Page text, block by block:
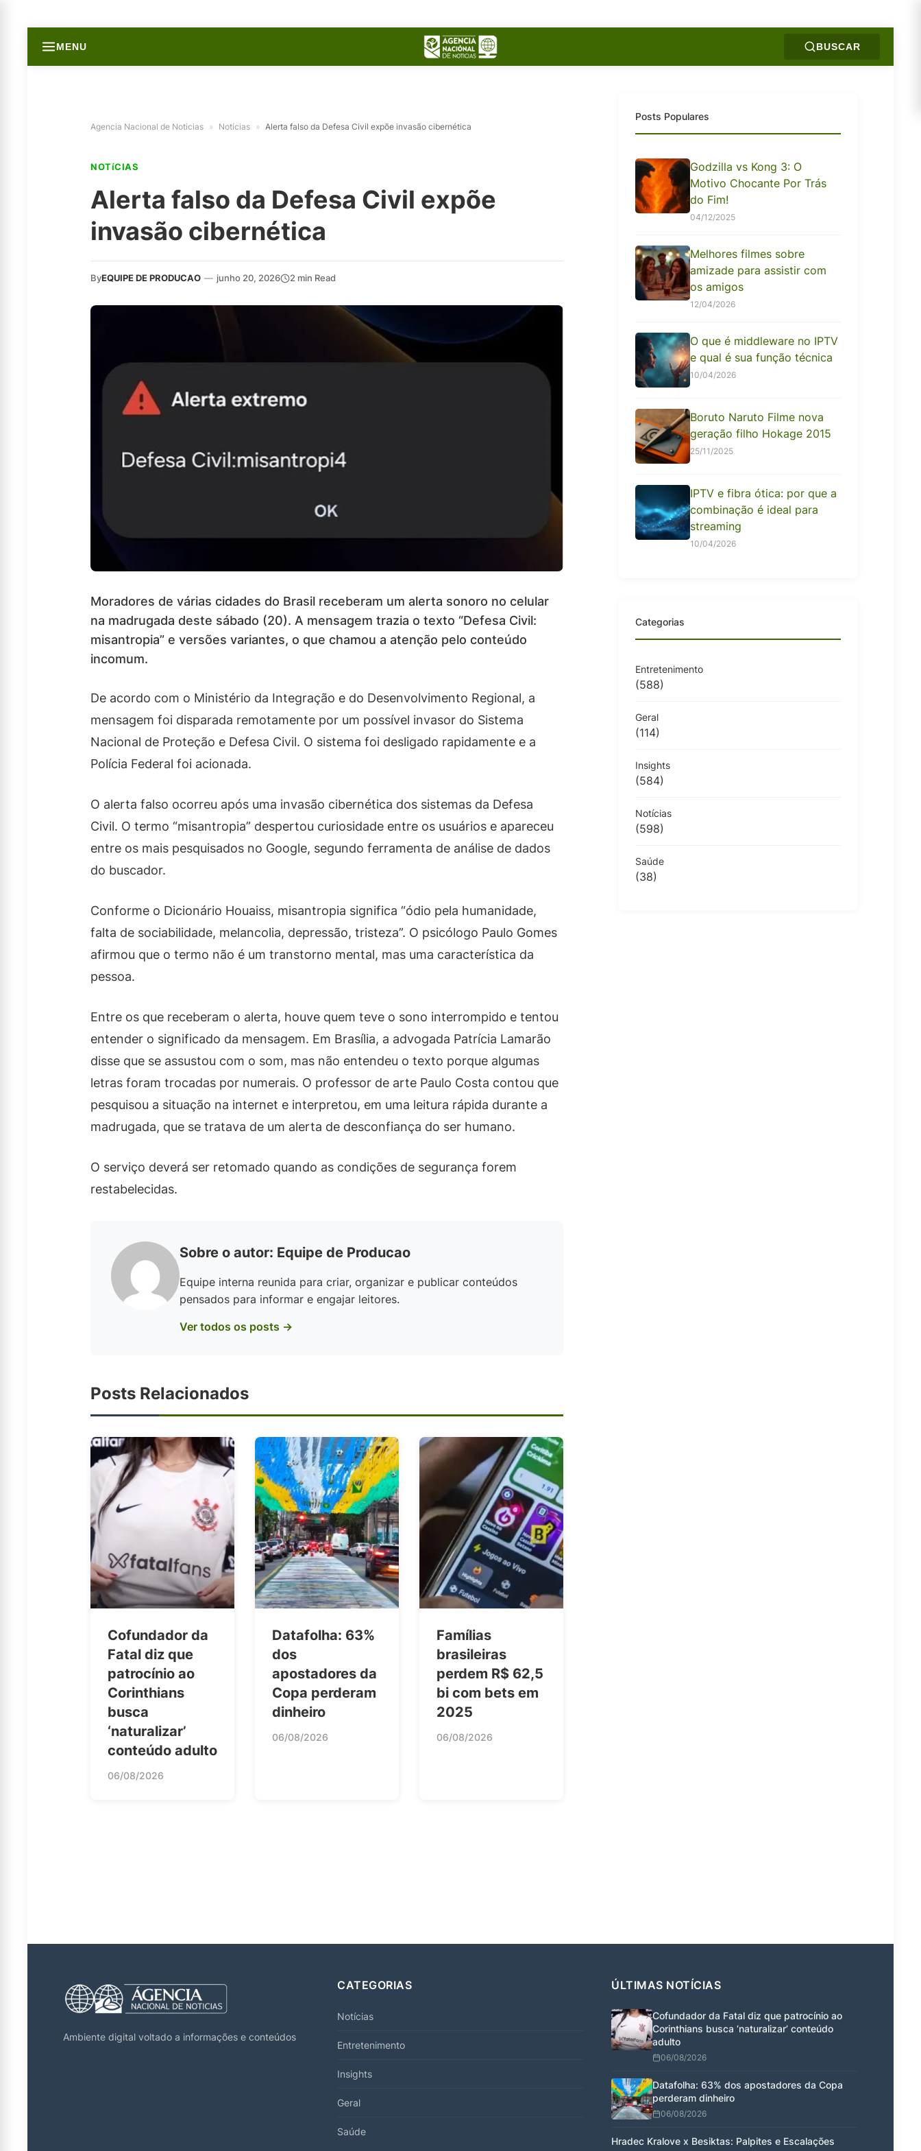
MENU BUSCAR
Agencia Nacional de Noticias » Notícias » Alerta falso da Defesa Civil expõe invasão cibernética
NOTíCIAS
Alerta falso da Defesa Civil expõe
invasão cibernética
ByEQUIPE DE PRODUCAO — junho 20, 2026 2 min Read
Moradores de várias cidades do Brasil receberam um alerta sonoro no celular
na madrugada deste sábado (20). A mensagem trazia o texto “Defesa Civil:
misantropia” e versões variantes, o que chamou a atenção pelo conteúdo
incomum.
De acordo com o Ministério da Integração e do Desenvolvimento Regional, a
mensagem foi disparada remotamente por um possível invasor do Sistema
Nacional de Proteção e Defesa Civil. O sistema foi desligado rapidamente e a
Polícia Federal foi acionada.
O alerta falso ocorreu após uma invasão cibernética dos sistemas da Defesa
Civil. O termo “misantropia” despertou curiosidade entre os usuários e apareceu
entre os mais pesquisados no Google, segundo ferramenta de análise de dados
do buscador.
Conforme o Dicionário Houaiss, misantropia significa “ódio pela humanidade,
falta de sociabilidade, melancolia, depressão, tristeza”. O psicólogo Paulo Gomes
afirmou que o termo não é um transtorno mental, mas uma característica da
pessoa.
Entre os que receberam o alerta, houve quem teve o sono interrompido e tentou
entender o significado da mensagem. Em Brasília, a advogada Patrícia Lamarão
disse que se assustou com o som, mas não entendeu o texto porque algumas
letras foram trocadas por numerais. O professor de arte Paulo Costa contou que
pesquisou a situação na internet e interpretou, em uma leitura rápida durante a
madrugada, que se tratava de um alerta de desconfiança do ser humano.
O serviço deverá ser retomado quando as condições de segurança forem
restabelecidas.
Sobre o autor: Equipe de Producao
Equipe interna reunida para criar, organizar e publicar conteúdos
pensados para informar e engajar leitores.
Ver todos os posts →
Posts Relacionados
Cofundador da
Fatal diz que
patrocínio ao
Corinthians
busca
‘naturalizar’
conteúdo adulto
06/08/2026
Datafolha: 63%
dos
apostadores da
Copa perderam
dinheiro
06/08/2026
Famílias
brasileiras
perdem R$ 62,5
bi com bets em
2025
06/08/2026
Posts Populares
Godzilla vs Kong 3: O
Motivo Chocante Por Trás
do Fim!
04/12/2025
Melhores filmes sobre
amizade para assistir com
os amigos
12/04/2026
O que é middleware no IPTV
e qual é sua função técnica
10/04/2026
Boruto Naruto Filme nova
geração filho Hokage 2015
25/11/2025
IPTV e fibra ótica: por que a
combinação é ideal para
streaming
10/04/2026
Categorias
Entretenimento
(588)
Geral
(114)
Insights
(584)
Notícias
(598)
Saúde
(38)
Ambiente digital voltado a informações e conteúdos
CATEGORIAS
Notícias
Entretenimento
Insights
Geral
Saúde
ÚLTIMAS NOTÍCIAS
Cofundador da Fatal diz que patrocínio ao
Corinthians busca ‘naturalizar’ conteúdo
adulto
06/08/2026
Datafolha: 63% dos apostadores da Copa
perderam dinheiro
06/08/2026
Hradec Kralove x Besiktas: Palpites e Escalações